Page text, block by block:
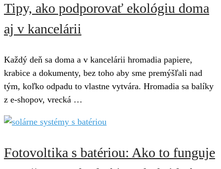
Tipy, ako podporovať ekológiu doma
aj v kancelárii
Každý deň sa doma a v kancelárii hromadia papiere,
krabice a dokumenty, bez toho aby sme premýšľali nad
tým, koľko odpadu to vlastne vytvára. Hromadia sa balíky
z e-shopov, vrecká …
Fotovoltika s batériou: Ako to funguje